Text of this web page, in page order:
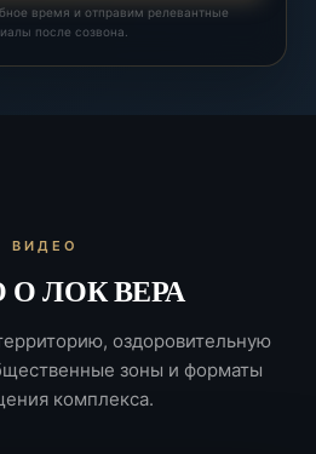
время и отправим релевантные
после созвона.
ВИДЕО
О ЛОК ВЕРА
оздоровительную
зоны и форматы
комплекса.